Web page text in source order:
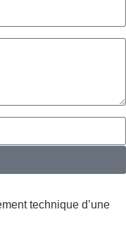
technique d’une